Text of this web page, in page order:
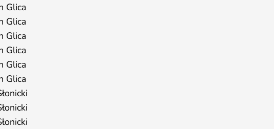
Glica
Glica
Glica
Glica
Glica
Glica